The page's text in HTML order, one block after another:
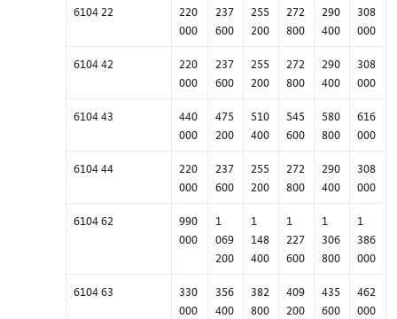
6104 22
220
000
237
600
255
200
272
800
290
400
308
000
6104 42
220
000
237
600
255
200
272
800
290
400
308
000
6104 43
440
000
475
200
510
400
545
600
580
800
616
000
6104 44
220
000
237
600
255
200
272
800
290
400
308
000
6104 62
990
000
1
069
200
1
148
400
1
227
600
1
306
800
1
386
000
6104 63
330
000
356
400
382
800
409
200
435
600
462
000